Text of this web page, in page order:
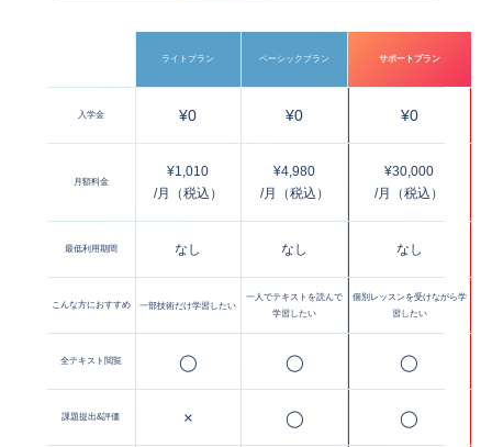
入学金
月額料金
最低利用期間
こんな方におすすめ
全テキスト閲覧
課題提出&評価
ライトプラン ベーシックプラン サポートプラン
¥0 ¥0 ¥0
¥1,010
/月（税込）
¥4,980
/月（税込）
¥30,000
/月（税込）
なし なし なし
一部技術だけ学習したい
一人でテキストを読んで
学習したい
個別レッスンを受けながら学
習したい
◯ ◯ ◯
× ◯ ◯